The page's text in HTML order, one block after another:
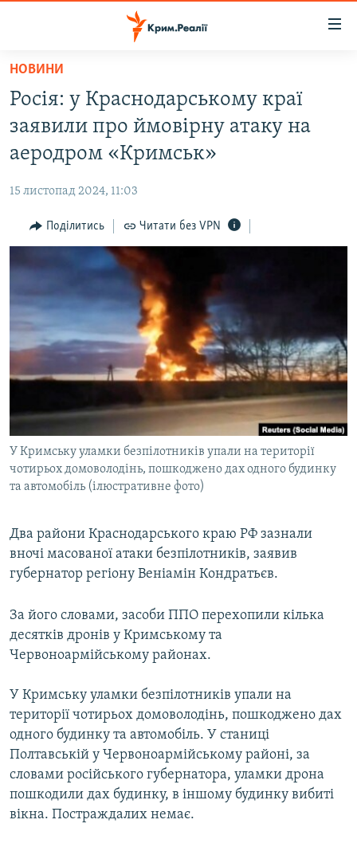
Перейти
основного
матеріалу
до
основної
Перейти
до
пошуку
ВОДА.КРИМ
ВІДЕО ТА ФОТО
БЛОГИ
ПОГЛЯД
СПЕЦПРОЕКТИ
ДЕПОРТАЦІЯ
ВІДЕОУРОКИ «ELIFBE»
СВІДЧЕННЯ ОКУПАЦІЇ
УКРАЇНСЬКА ПРОБЛЕМА КРИМУ
ІНФОГРАФІКА
ЯК ОБІЙТИ БЛОКУВАННЯ
Русский
Qırımtatar
ДОЛУЧАЙСЯ!
Усі сайти RFE/RL
НОВИНИ
Росія: у Краснодарському краї
заявили про ймовірну атаку на
аеродром «Кримськ»
15 листопад 2024, 11:03
Поділитись Читати без VPN
У Кримську уламки безпілотників упали на території
чотирьох домоволодінь, пошкоджено дах одного будинку
та автомобіль (ілюстративне фото)
Два райони Краснодарського краю РФ зазнали
вночі масованої атаки безпілотників, заявив
губернатор регіону Веніамін Кондратьєв.
За його словами, засоби ППО перехопили кілька
десятків дронів у Кримському та
Червоноармійському районах.
У Кримську уламки безпілотників упали на
території чотирьох домоволодінь, пошкоджено дах
одного будинку та автомобіль. У станиці
Полтавській у Червоноармійському районі, за
словами російського губернатора, уламки дрона
пошкодили дах будинку, в іншому будинку вибиті
вікна. Постраждалих немає.